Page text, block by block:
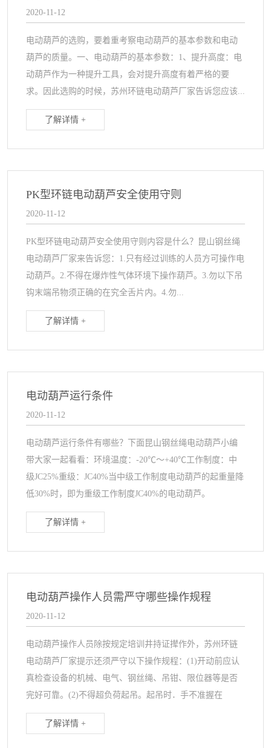
2020-11-12
电动葫芦的选购，要着重考察电动葫芦的基本参数和电动
葫芦的质量。一、电动葫芦的基本参数：1、提升高度：电
动葫芦作为一种提升工具，会对提升高度有着严格的要
求。因此选购的时候，苏州环链电动葫芦厂家告诉您应该...
了解详情 +
PK型环链电动葫芦安全使用守则
2020-11-12
PK型环链电动葫芦安全使用守则内容是什么？昆山钢丝绳
电动葫芦厂家来告诉您：1.只有经过训练的人员方可操作电
动葫芦。2.不得在爆炸性气体环境下操作葫芦。3.勿以下吊
钩末端吊物须正确的在究全舌片内。4.勿...
了解详情 +
电动葫芦运行条件
2020-11-12
电动葫芦运行条件有哪些？下面昆山钢丝绳电动葫芦小编
带大家一起看看：环境温度：-20℃～+40℃工作制度：中
级JC25%重级：JC40%当中级工作制度电动葫芦的起重量降
低30%时，即为重级工作制度JC40%的电动葫芦。
了解详情 +
电动葫芦操作人员需严守哪些操作规程
2020-11-12
电动葫芦操作人员除按规定培训井持证撵作外，苏州环链
电动葫芦厂家提示还须严守以下操作规程：(1)开动前应认
真检查设备的机械、电气、钢丝绳、吊钳、限位器等是否
完好可靠。(2)不得超负荷起吊。起吊时．手不准握在
了解详情 +